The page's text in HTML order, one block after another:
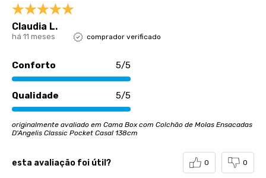
Claudia L.
há 11 meses comprador verificado
Conforto 5/5
Qualidade 5/5
originalmente avaliado em Cama Box com Colchão de Molas Ensacadas
D'Angelis Classic Pocket Casal 138cm
esta avaliação foi útil? 0 0